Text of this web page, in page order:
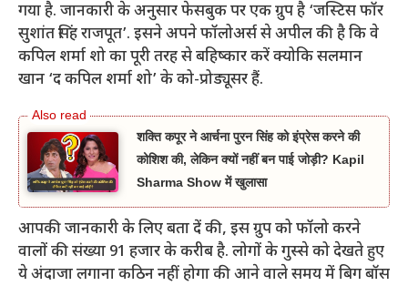
गया है. जानकारी के अनुसार फेसबुक पर एक ग्रुप है ‘जस्टिस फॉर
सुशांत सिंह राजपूत’. इसने अपने फॉलोअर्स से अपील की है कि वे
कपिल शर्मा शो का पूरी तरह से बहिष्कार करें क्योकि सलमान
खान ‘द कपिल शर्मा शो’ के को-प्रोड्यूसर हैं.
शक्ति कपूर ने आर्चना पुरन सिंह को इंप्रेस करने की
कोशिश की, लेकिन क्यों नहीं बन पाई जोड़ी? Kapil
Sharma Show में खुलासा
आपकी जानकारी के लिए बता दें की, इस ग्रुप को फॉलो करने
वालों की संख्या 91 हजार के करीब है. लोगों के गुस्से को देखते हुए
ये अंदाजा लगाना कठिन नहीं होगा की आने वाले समय में बिग बॉस